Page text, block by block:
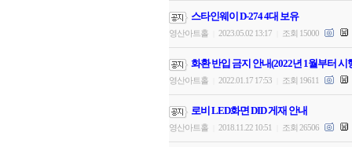
스타인웨이 D-274 4대 보유
영산아트홀 2023.05.02 13:17 조회 15000
화환 반입 금지 안내(2022년 1월부터 시
영산아트홀 2022.01.17 17:53 조회 19611
로비 LED화면 DID 게재 안내
영산아트홀 2018.11.22 10:51 조회 26506